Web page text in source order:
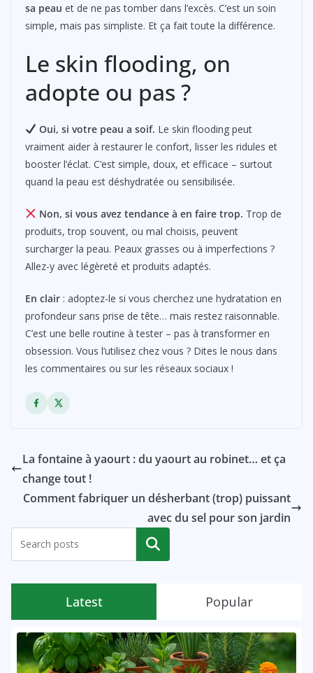
sa peau et de ne pas tomber dans l’excès. C’est un soin
simple, mais pas simpliste. Et ça fait toute la différence.
Le skin flooding, on
adopte ou pas ?
Oui, si votre peau a soif. Le skin flooding peut
vraiment aider à restaurer le confort, lisser les ridules et
booster l’éclat. C’est simple, doux, et efficace – surtout
quand la peau est déshydratée ou sensibilisée.
Non, si vous avez tendance à en faire trop. Trop de
produits, trop souvent, ou mal choisis, peuvent
surcharger la peau. Peaux grasses ou à imperfections ?
Allez-y avec légèreté et produits adaptés.
En clair : adoptez-le si vous cherchez une hydratation en
profondeur sans prise de tête… mais restez raisonnable.
C’est une belle routine à tester – pas à transformer en
obsession. Vous l’utilisez chez vous ? Dites le nous dans
les commentaires ou sur les réseaux sociaux !
La fontaine à yaourt : du yaourt au robinet… et ça
change tout !
Comment fabriquer un désherbant (trop) puissant
avec du sel pour son jardin
Rechercher
Latest Popular